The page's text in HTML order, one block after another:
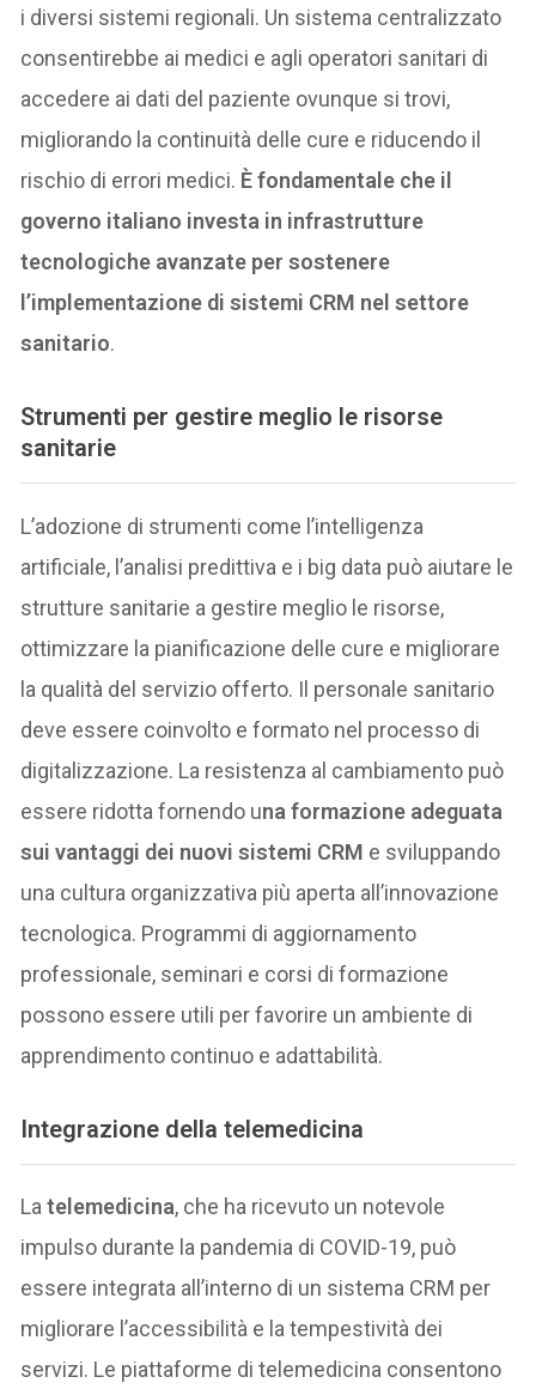
i diversi sistemi regionali. Un sistema centralizzato
consentirebbe ai medici e agli operatori sanitari di
accedere ai dati del paziente ovunque si trovi,
migliorando la continuità delle cure e riducendo il
rischio di errori medici. È fondamentale che il
governo italiano investa in infrastrutture
tecnologiche avanzate per sostenere
l’implementazione di sistemi CRM nel settore
sanitario.
Strumenti per gestire meglio le risorse
sanitarie
L’adozione di strumenti come l’intelligenza
artificiale, l’analisi predittiva e i big data può aiutare le
strutture sanitarie a gestire meglio le risorse,
ottimizzare la pianificazione delle cure e migliorare
la qualità del servizio offerto. Il personale sanitario
deve essere coinvolto e formato nel processo di
digitalizzazione. La resistenza al cambiamento può
essere ridotta fornendo una formazione adeguata
sui vantaggi dei nuovi sistemi CRM e sviluppando
una cultura organizzativa più aperta all’innovazione
tecnologica. Programmi di aggiornamento
professionale, seminari e corsi di formazione
possono essere utili per favorire un ambiente di
apprendimento continuo e adattabilità.
Integrazione della telemedicina
Latelemedicina, che ha ricevuto un notevole
impulso durante la pandemia di COVID-19, può
essere integrata all’interno di un sistema CRM per
migliorare l’accessibilità e la tempestività dei
servizi. Le piattaforme di telemedicina consentono